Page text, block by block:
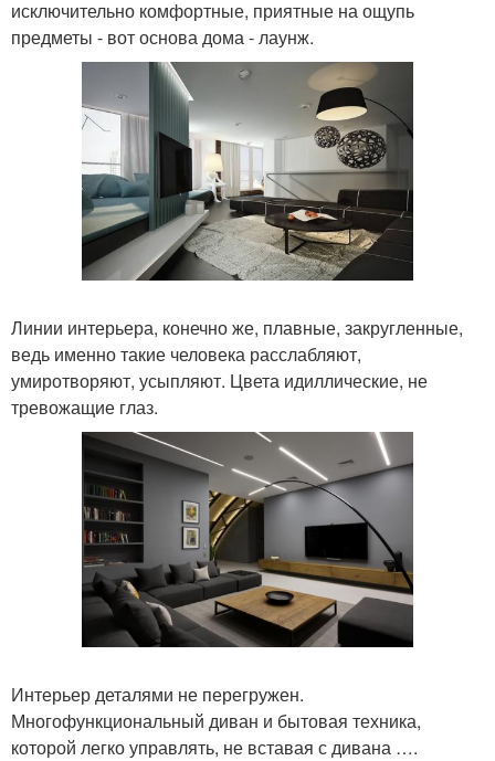
исключительно комфортные, приятные на ощупь
предметы - вот основа дома - лаунж.
Линии интерьера, конечно же, плавные, закругленные,
ведь именно такие человека расслабляют,
умиротворяют, усыпляют. Цвета идиллические, не
тревожащие глаз.
Интерьер деталями не перегружен.
Многофункциональный диван и бытовая техника,
которой легко управлять, не вставая с дивана ….